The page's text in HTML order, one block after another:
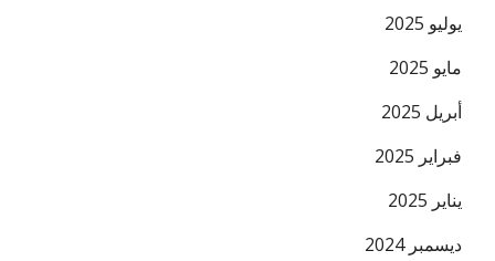
يوليو 2025
مايو 2025
أبريل 2025
فبراير 2025
يناير 2025
ديسمبر 2024